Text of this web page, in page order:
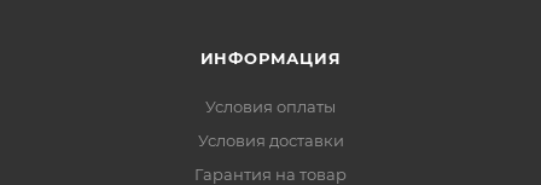
ИНФОРМАЦИЯ
Условия оплаты
Условия доставки
Гарантия на товар